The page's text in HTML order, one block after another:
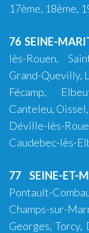
17ème, 18ème,
76 SEINE-
lès-Rouen,
Grand-Quevilly,
Fécamp,
Canteleu,
Déville-lès-
Caudebec-lès-
77 SEINE-ET-
Pontault-
Champs-sur-
Georges,Torcy,